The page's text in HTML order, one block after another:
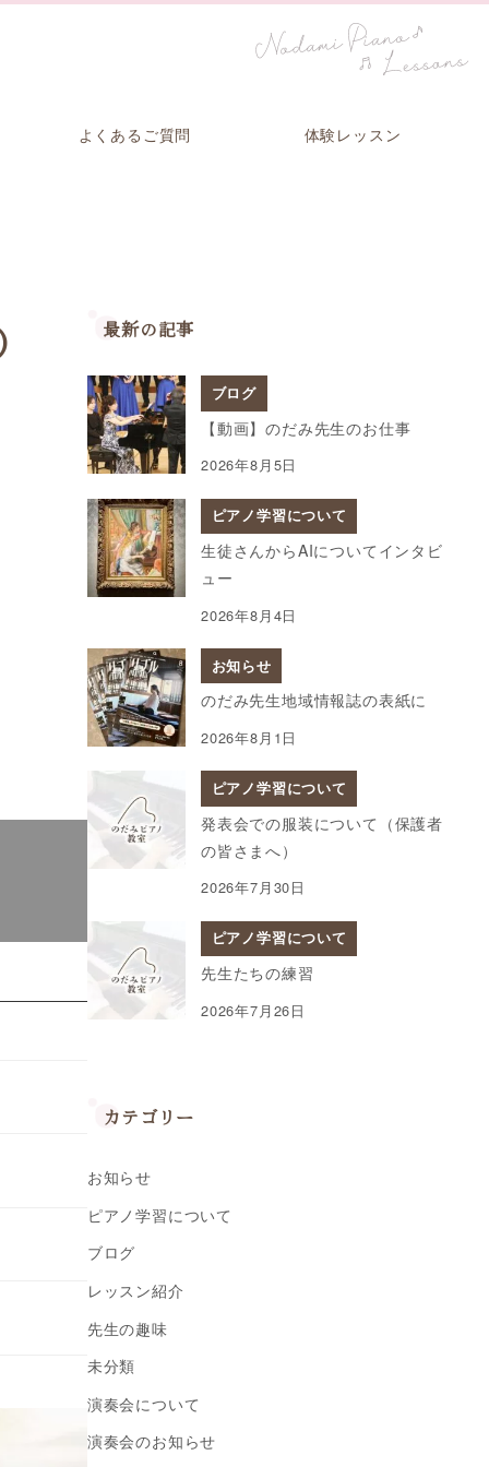
よくあるご質問 体験レッスン
最新の記事
ブログ
【動画】のだみ先生のお仕事
2026年8月5日
ピアノ学習について
生徒さんからAIについてインタビ
ュー
2026年8月4日
お知らせ
のだみ先生地域情報誌の表紙に
2026年8月1日
ピアノ学習について
発表会での服装について（保護者
の皆さまへ）
2026年7月30日
ピアノ学習について
先生たちの練習
2026年7月26日
カテゴリー
お知らせ
ピアノ学習について
ブログ
レッスン紹介
先生の趣味
未分類
演奏会について
演奏会のお知らせ